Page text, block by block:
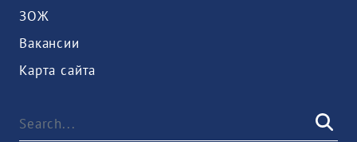
ЗОЖ
Вакансии
Карта сайта